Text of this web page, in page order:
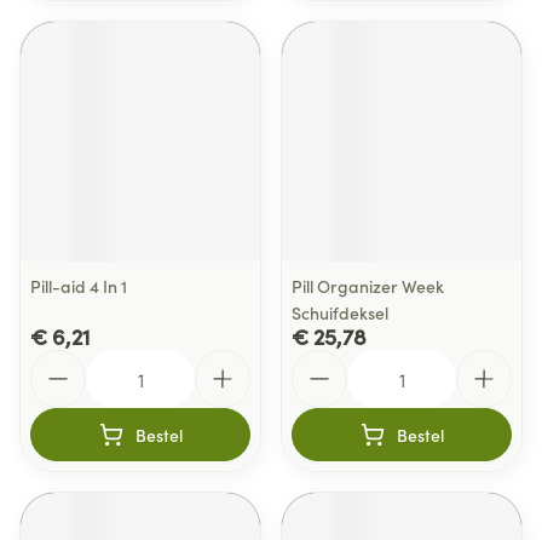
Pill-aid 4 In 1
€ 6,21
Bestel
Pill Organizer Week
Schuifdeksel
€ 25,78
Bestel